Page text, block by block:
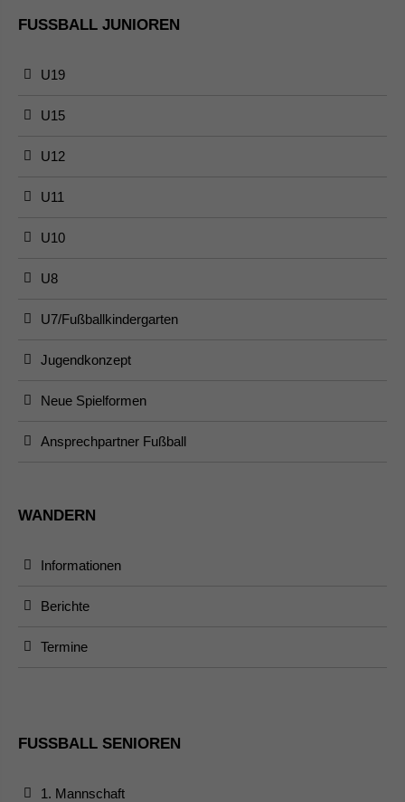
FUSSBALL JUNIOREN
U19
U15
U12
U11
U10
U8
U7/Fußballkindergarten
Jugendkonzept
Neue Spielformen
Ansprechpartner Fußball
WANDERN
Informationen
Berichte
Termine
FUSSBALL SENIOREN
1. Mannschaft